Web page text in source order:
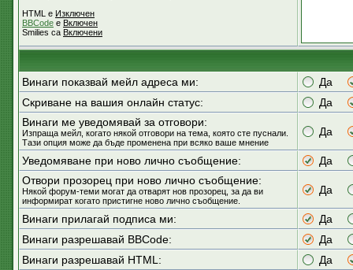
HTML е Изключен
BBCode е Включен
Smilies са Включени
Винаги показвай мейл адреса ми:
Да
Скриване на вашия онлайн статус:
Да
Винаги ме уведомявай за отговори:
Изпраща мейл, когато някой отговори на тема, която сте пуснали.
Тази опция може да бъде променена при всяко ваше мнение
Да
Уведомяване при ново лично съобщение:
Да
Отвори прозорец при ново лично съобщение:
Някой форум-теми могат да отварят нов прозорец, за да ви
информират когато пристигне ново лично съобщение.
Да
Винаги прилагай подписа ми:
Да
Винаги разрешавай BBCode:
Да
Винаги разрешавай HTML:
Да